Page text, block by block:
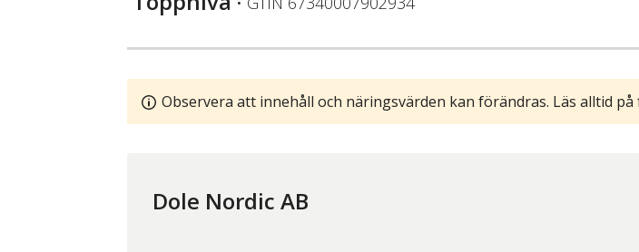
Observera att innehåll och näringsvärden kan förändras. Läs alltid
Dole Nordic AB